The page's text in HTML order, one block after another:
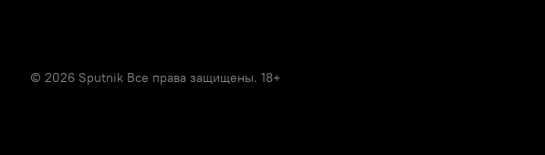
© 2026 Sputnik Все права защищены. 18+